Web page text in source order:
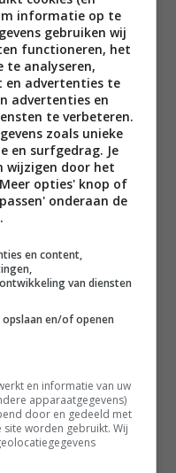
stukjes) en
schep de pit eruit
eruit met
in een kom en schenk
vork. Pers de
en de overgebleven
En zout en nog
Maar proef eerst
zoals op de
met sla, kip,
met kaas.
informatie op te
gebruiken wij
functioneren, het
te analyseren,
en advertenties te
advertenties en
te verbeteren.
zoals unieke
en surfgedrag. Je
wijzigen door het
opties' knop of
onderaan de
en content,
van diensten
en/of openen
en informatie van uw
apparaatgegevens)
door en gedeeld met
worden gebruikt. Wij